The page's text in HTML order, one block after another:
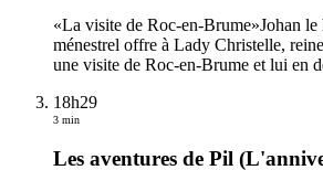
«La visite de Roc-en-Brume»Johan le
ménestrel offre à Lady Christelle,
une visite de Roc-en-Brume et lui en
18h29
3 min
Les aventures de Pil